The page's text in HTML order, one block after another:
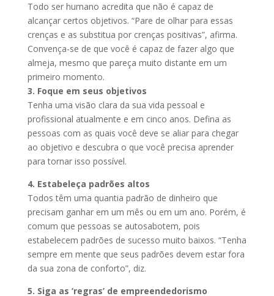
Todo ser humano acredita que não é capaz de
alcançar certos objetivos. “Pare de olhar para essas
crenças e as substitua por crenças positivas”, afirma.
Convença-se de que você é capaz de fazer algo que
almeja, mesmo que pareça muito distante em um
primeiro momento.
3. Foque em seus objetivos
Tenha uma visão clara da sua vida pessoal e
profissional atualmente e em cinco anos. Defina as
pessoas com as quais você deve se aliar para chegar
ao objetivo e descubra o que você precisa aprender
para tornar isso possível.
4. Estabeleça padrões altos
Todos têm uma quantia padrão de dinheiro que
precisam ganhar em um mês ou em um ano. Porém, é
comum que pessoas se autosabotem, pois
estabelecem padrões de sucesso muito baixos. “Tenha
sempre em mente que seus padrões devem estar fora
da sua zona de conforto”, diz.
5. Siga as ‘regras’ de empreendedorismo